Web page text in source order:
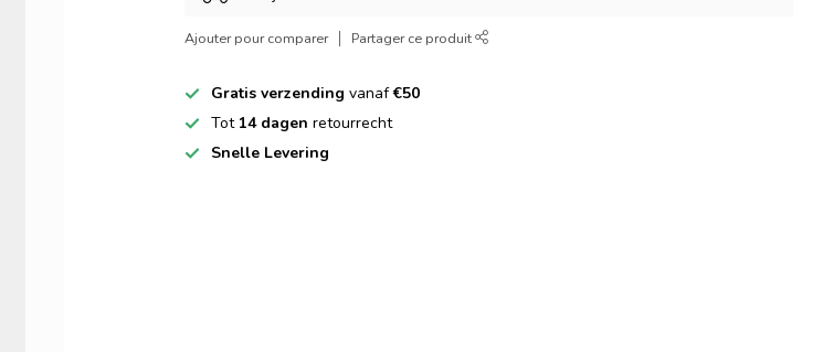
Ajouter pour comparer Partager ce produit
Gratis verzending vanaf€50
Tot 14 dagen retourrecht
Snelle Levering